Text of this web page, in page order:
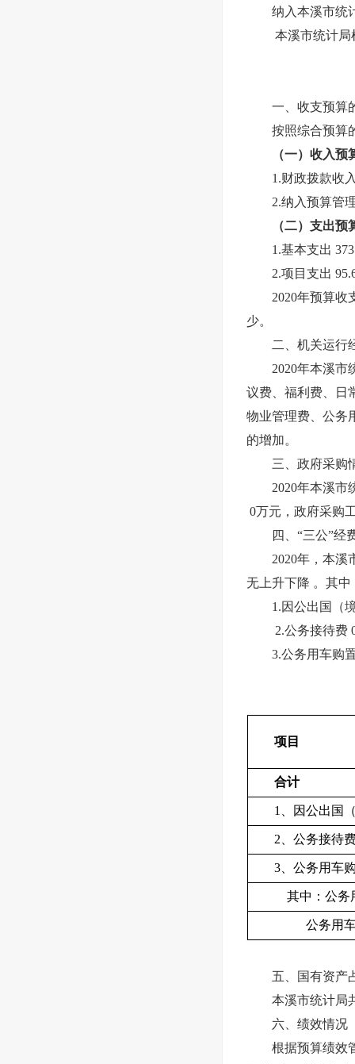
纳入本溪市统
本溪市统计局
一、收支预算
按照综合预算
（一）收入预
1.财政拨款收
2.纳入预算管
（二）支出预
1.基本支出
2.项目支出
2020年预算收
少。
二、机关运行
2020年本溪市
议费、福利费、日
物业管理费、公务
的增加。
三、政府采购
2020年本溪市
0万元，政府采购
四、“三公”经
2020年，本溪
无上升下降 。其中
1.因公出国（
2.公务接待费
3.公务用车购
项目
合计
1、因公出国
2、公务接待
3、公务用车
其中：公务
公务用车
五、国有资产
本溪市统计局
六、绩效情况
根据预算绩效